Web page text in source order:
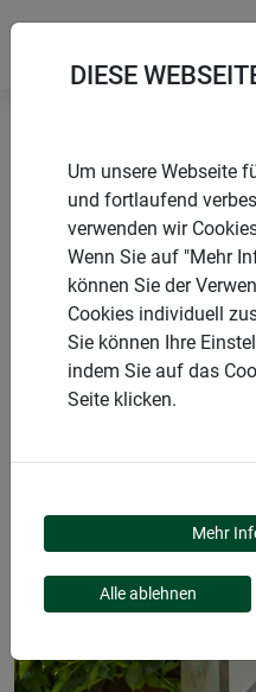
Startseite Nistkästen
PRODUKTE
DIESE
Um unsere Webseite
und fortlaufend
verwenden wir
Wenn Sie auf "Mehr
können Sie der
Cookies individuell
Sie können Ihre
indem Sie auf das
Seite klicken.
Mehr
Alle ablehnen